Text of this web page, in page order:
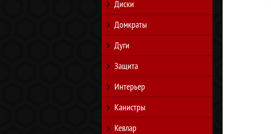
Диски
Домкраты
Дуги
Защита
Интерьер
Канистры
Кевлар